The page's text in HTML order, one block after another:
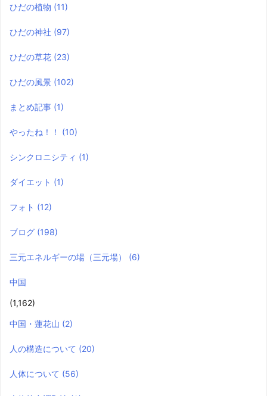
ひだの植物 (11)
ひだの神社 (97)
ひだの草花 (23)
ひだの風景 (102)
まとめ記事 (1)
やったね！！ (10)
シンクロニシティ (1)
ダイエット (1)
フォト (12)
ブログ (198)
三元エネルギーの場（三元場） (6)
中国
(1,162)
中国・蓮花山 (2)
人の構造について (20)
人体について (56)